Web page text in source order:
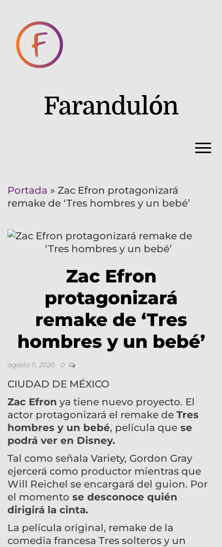
Farandulón
Portada » Zac Efron protagonizará
remake de ‘Tres hombres y un bebé’
Zac Efron
protagonizará
remake de ‘Tres
hombres y un bebé’
agosto 11, 2020 0
CIUDAD DE MÉXICO
Zac Efron ya tiene nuevo proyecto. El
actor protagonizará el remake de Tres
hombres y un bebé, película que se
podrá ver en Disney.
Tal como señala Variety, Gordon Gray
ejercerá como productor mientras que
Will Reichel se encargará del guion. Por
el momento se desconoce quién
dirigirá la cinta.
La película original, remake de la
comedia francesa Tres solteros y un